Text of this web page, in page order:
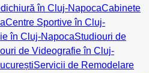
în Cluj-NapocaCabinete
Centre Sportive în Cluj-
în Cluj-NapocaStudiouri de
de Videografie în Cluj-
Servicii de Remodelare